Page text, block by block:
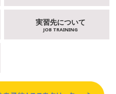
実習先について
JOB TRAINING